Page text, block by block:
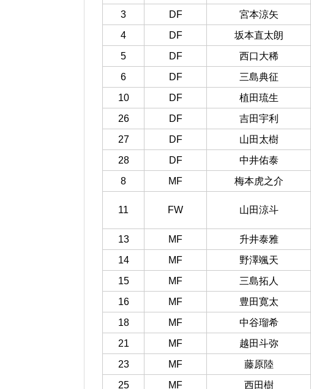
3
DF 宮本涼矢
4
DF 坂本直太朗
5
DF 西口大稀
6
DF 三島典征
10
DF 植田琉生
26
DF 吉田宇利
27
DF 山田太樹
28
DF 中井佑泰
8
MF 梅本虎之介
11 FW 山田涼斗
13
MF 升井泰雅
14
MF 野澤颯天
15
MF 三島拓人
16
MF 豊田寛太
18
MF 中谷瑠希
21
MF 越田斗弥
23
MF 藤原陸
25
MF 西田樹